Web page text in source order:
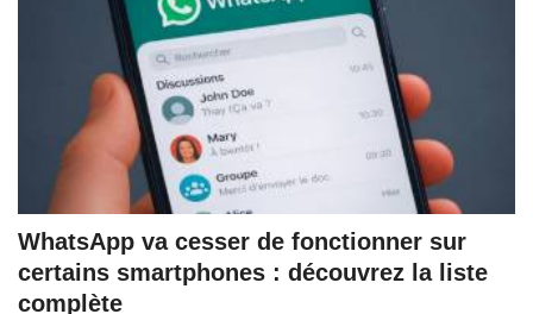
WhatsApp va cesser de fonctionner sur
certains smartphones : découvrez la liste
complète